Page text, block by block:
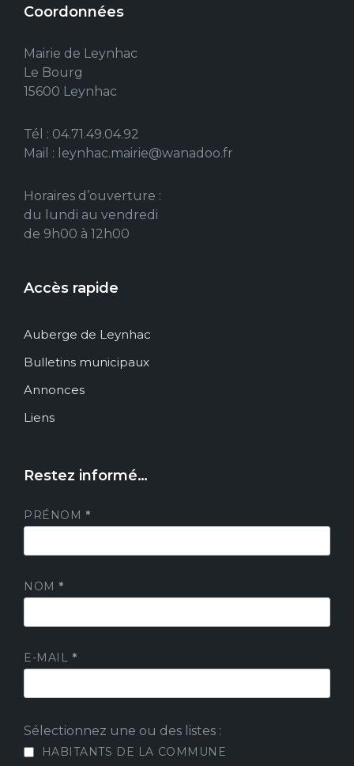
Coordonnées
Mairie de Leynhac
Le Bourg
15600 Leynhac
Tél : 04.71.49.04.92
Mail : leynhac.mairie@wanadoo.fr
Horaires d’ouverture :
du lundi au vendredi
de 9h00 à 12h00
Accès rapide
Auberge de Leynhac
Bulletins municipaux
Annonces
Liens
Restez informé…
PRÉNOM *
NOM *
E-MAIL *
Sélectionnez une ou des listes :
HABITANTS DE LA COMMUNE